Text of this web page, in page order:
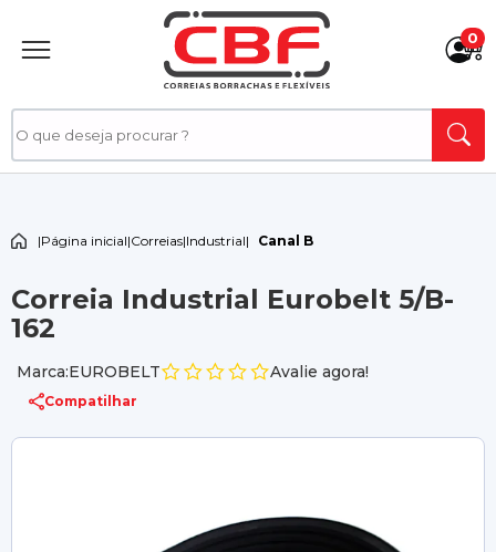
0
|Página inicial|Correias|Industrial| Canal B
Correia Industrial Eurobelt 5/B-
162
Marca:EUROBELT Avalie agora!
Compatilhar